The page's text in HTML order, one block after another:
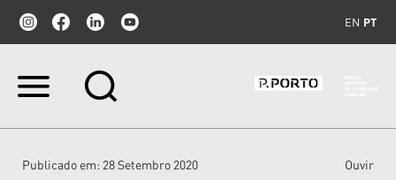
EN PT
Ir
IrPublicado em: 28 Setembro 2020 Ouvir